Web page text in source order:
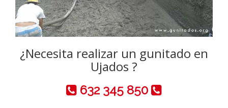
¿Necesita realizar un gunitado en
Ujados ?
632 345 850